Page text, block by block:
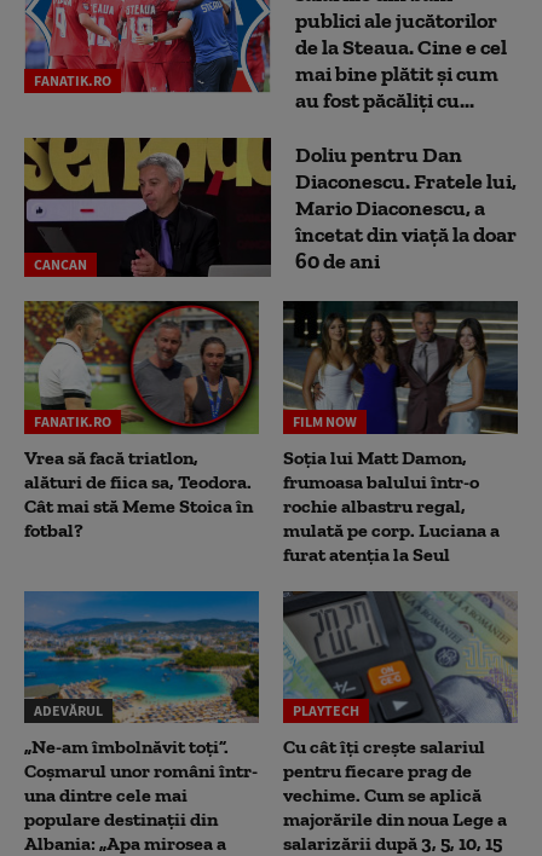
FANATIK.RO
publici ale jucătorilor
de la Steaua. Cine e cel
mai bine plătit și cum
au fost păcăliți cu...
CANCAN
Doliu pentru Dan
Diaconescu. Fratele lui,
Mario Diaconescu, a
încetat din viață la doar
60 de ani
FANATIK.RO
Vrea să facă triatlon,
alături de fiica sa, Teodora.
Cât mai stă Meme Stoica în
fotbal?
FILM NOW
Soția lui Matt Damon,
frumoasa balului într-o
rochie albastru regal,
mulată pe corp. Luciana a
furat atenția la Seul
ADEVĂRUL
„Ne-am îmbolnăvit toți”.
Coșmarul unor români într-
una dintre cele mai
populare destinații din
Albania: „Apa mirosea a
PLAYTECH
Cu cât îți crește salariul
pentru fiecare prag de
vechime. Cum se aplică
majorările din noua Lege a
salarizării după 3, 5, 10, 15